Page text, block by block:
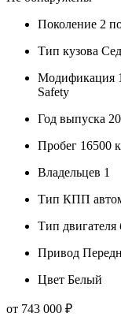
Поколение 2
Тип кузова
Модификация
Safety
Год выпуска
Пробег 16500
Владельцев 1
Тип КПП
Тип двигателя
Привод
Цвет Белый
от 743 000 ₽